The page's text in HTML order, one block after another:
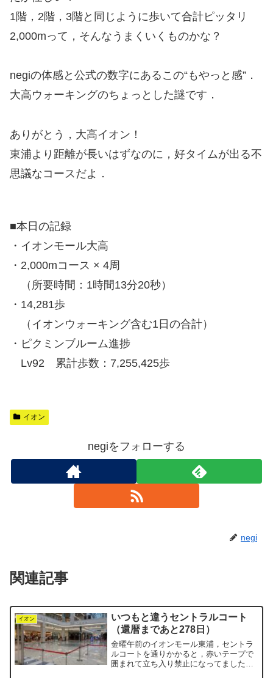
1階，2階，3階と同じように歩いて合計ピッタリ
2,000mって，そんなうまくいくものかな？
negiの体感と公式の数字にあるこの“もやっと感”．
大高ウォーキングのちょっとした謎です．
ありがとう，大高イオン！
東浦より距離が長いはずなのに，好タイムが出る不
思議なコースだよ．
■本日の記録
・イオンモール大高
・2,000mコース × 4周
（所要時間：1時間13分20秒）
・14,281歩
（イオンウォーキング含む1日の合計）
・ピクミンブルーム進捗
Lv92 累計歩数：7,255,425歩
イオン
negiをフォローする
negi
関連記事
イオン
いつもと違うセントラルコート
（還暦まであと278日）
金曜午前のイオンモール東浦，セントラ
ルコートを通りかかると，赤いテープで
囲まれて立ち入り禁止になってました．